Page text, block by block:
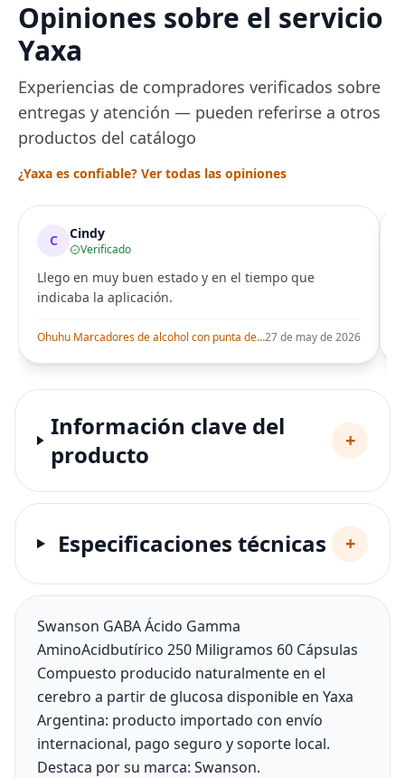
Opiniones sobre el servicio
Yaxa
Experiencias de compradores verificados sobre
entregas y atención — pueden referirse a otros
productos del catálogo
¿Yaxa es confiable? Ver todas las opiniones
C Cindy
Verificado
Llego en muy buen estado y en el tiempo que
indicaba la aplicación.
Ohuhu Marcadores de alcohol con punta de pincel – Juego de marcadores artísticos de doble punta con certificación AP para artistas adultos27 de may de 2026
Información clave del
producto
+
Especificaciones técnicas +
Swanson GABA Ácido Gamma
AminoAcidbutírico 250 Miligramos 60 Cápsulas
Compuesto producido naturalmente en el
cerebro a partir de glucosa disponible en Yaxa
Argentina: producto importado con envío
internacional, pago seguro y soporte local.
Destaca por su marca: Swanson.